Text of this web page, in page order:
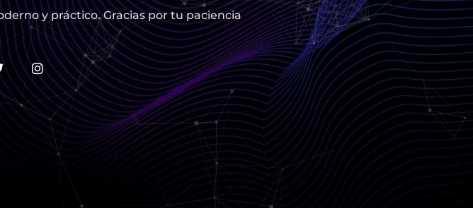
y práctico. Gracias por tu paciencia